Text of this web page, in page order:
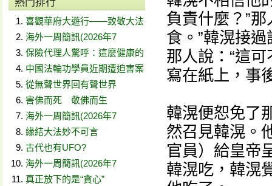
喜觀華府大遊行——致敬大法
海外一周簡訊(2026年7
保險代理人驚呼：這麼健康的
中國法輪功學員近期遭迫害案
從無聲世界回有聲世界
害佛而死 敬佛而生
海外一周簡訊(2026年7
緣結大法妙不可言
古代也有UFO?
海外一周簡訊(2026年7
真正放下的是“貪心”
負責什麼？”
食。”韓滉接
那人說：“這
寫在紙上，事
韓滉便恕免了
然召見韓滉。
官員）給皇帝
韓滉吃，韓滉